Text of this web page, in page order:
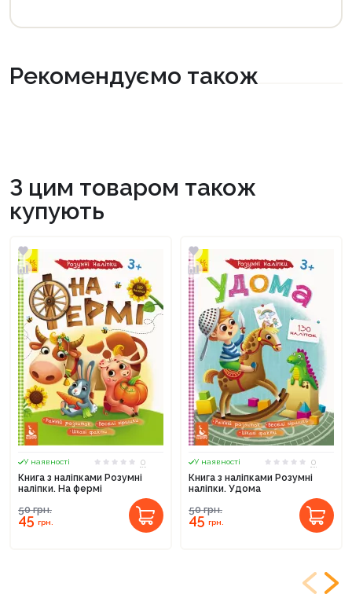
Рекомендуємо також
З цим товаром також
купують
У наявності
0
Книга з наліпками Розумні
наліпки. На фермі
50грн.
45грн.
У наявності
0
Книга з наліпками Розумні
наліпки. Удома
50грн.
45грн.